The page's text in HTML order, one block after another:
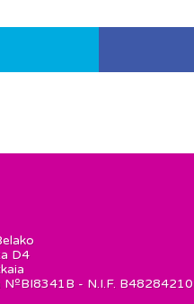
D4
NºBI8341B - N.I.F. B48284210